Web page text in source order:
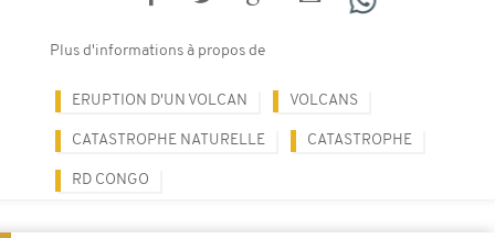
Plus d'informations à propos de
ERUPTION D'UN VOLCAN VOLCANS
CATASTROPHE NATURELLE CATASTROPHE
RD CONGO